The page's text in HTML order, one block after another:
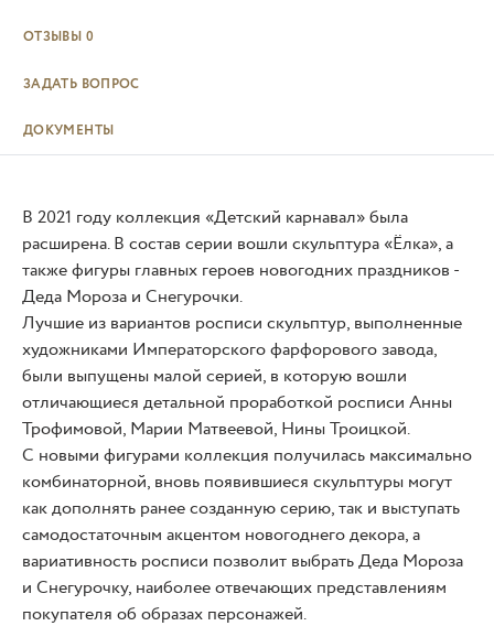
ОТЗЫВЫ 0
ЗАДАТЬ ВОПРОС
ДОКУМЕНТЫ
В 2021 году коллекция «Детский карнавал» была
расширена. В состав серии вошли скульптура «Ёлка», а
также фигуры главных героев новогодних праздников -
Деда Мороза и Снегурочки.
Лучшие из вариантов росписи скульптур, выполненные
художниками Императорского фарфорового завода,
были выпущены малой серией, в которую вошли
отличающиеся детальной проработкой росписи Анны
Трофимовой, Марии Матвеевой, Нины Троицкой.
С новыми фигурами коллекция получилась максимально
комбинаторной, вновь появившиеся скульптуры могут
как дополнять ранее созданную серию, так и выступать
самодостаточным акцентом новогоднего декора, а
вариативность росписи позволит выбрать Деда Мороза
и Снегурочку, наиболее отвечающих представлениям
покупателя об образах персонажей.